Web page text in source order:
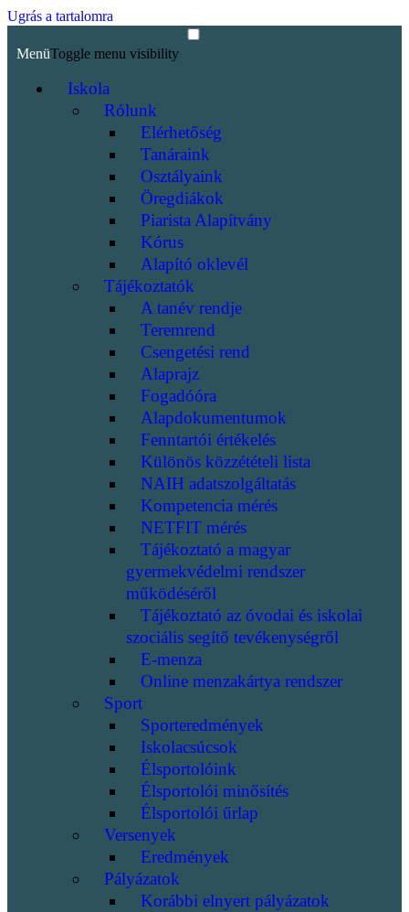
Ugrás a tartalomra
MenüToggle menu visibility
Iskola
Rólunk
Elérhetőség
Tanáraink
Osztályaink
Öregdiákok
Piarista Alapítvány
Kórus
Alapító oklevél
Tájékoztatók
A tanév rendje
Teremrend
Csengetési rend
Alaprajz
Fogadóóra
Alapdokumentumok
Fenntartói értékelés
Különös közzétételi lista
NAIH adatszolgáltatás
Kompetencia mérés
NETFIT mérés
Tájékoztató a magyar
gyermekvédelmi rendszer
működéséről
Tájékoztató az óvodai és iskolai
szociális segítő tevékenységről
E-menza
Online menzakártya rendszer
Sport
Sporteredmények
Iskolacsúcsok
Élsportolóink
Élsportolói minősítés
Élsportolói űrlap
Versenyek
Eredmények
Pályázatok
Korábbi elnyert pályázatok